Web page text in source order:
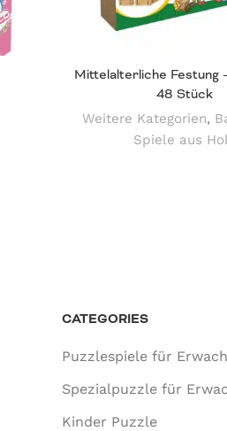
Mittelalterliche Festung
48 Stück
Weitere Kategorien,
Spiele aus
CATEGORIES
Puzzlespiele für
Spezialpuzzle für
Kinder Puzzle